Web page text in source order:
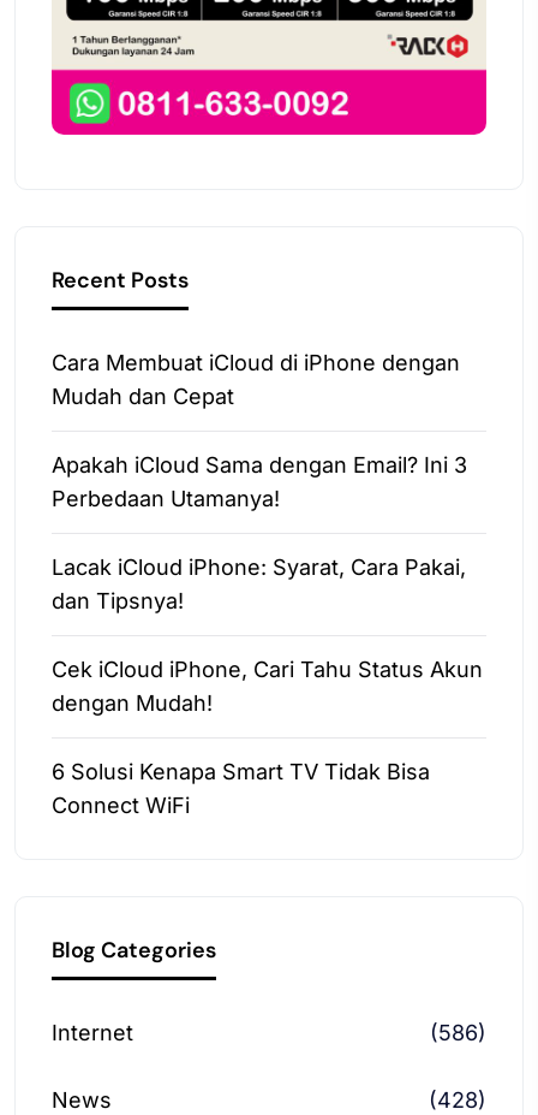
Recent Posts
Cara Membuat iCloud di iPhone dengan
Mudah dan Cepat
Apakah iCloud Sama dengan Email? Ini 3
Perbedaan Utamanya!
Lacak iCloud iPhone: Syarat, Cara Pakai,
dan Tipsnya!
Cek iCloud iPhone, Cari Tahu Status Akun
dengan Mudah!
6 Solusi Kenapa Smart TV Tidak Bisa
Connect WiFi
Blog Categories
Internet (586)
News (428)